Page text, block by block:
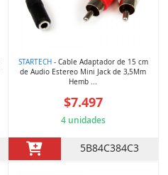
STARTECH- Cable Adaptador de 15 cm
de Audio Estereo Mini Jack de 3,5Mm
Hemb ...
$7.497
4 unidades
5B84C384C3